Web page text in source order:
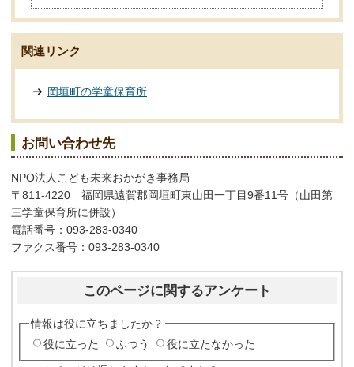
関連リンク
岡垣町の学童保育所
お問い合わせ先
NPO法人こども未来おかがき事務局
〒811-4220 福岡県遠賀郡岡垣町東山田一丁目9番11号（山田第
三学童保育所に併設）
電話番号：093-283-0340
ファクス番号：093-283-0340
このページに関するアンケート
情報は役に立ちましたか？
役に立った
ふつう 役に立たなかった